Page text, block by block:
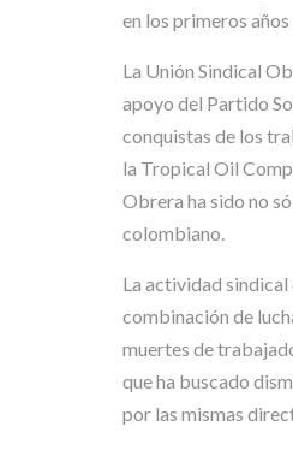
en los primeros
La Unión Sindical
apoyo del Partido
conquistas de los
la Tropical Oil
Obrera ha sido no
colombiano.
La actividad
combinación de
muertes de
que ha buscado
por las mismas